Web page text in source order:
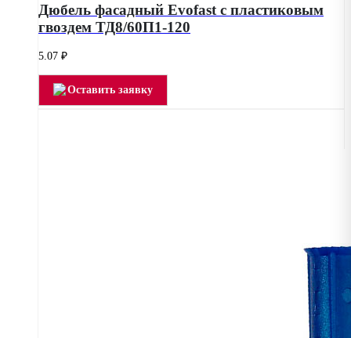
Дюбель фасадный Evofast с пластиковым
гвоздем ТД8/60П1-120
5.07 ₽
Оставить заявку